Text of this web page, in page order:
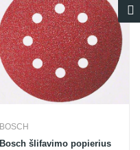
BOSCH
Bosch šlifavimo popierius